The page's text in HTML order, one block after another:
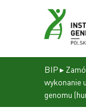
BIP▸
wykonanie
genomu